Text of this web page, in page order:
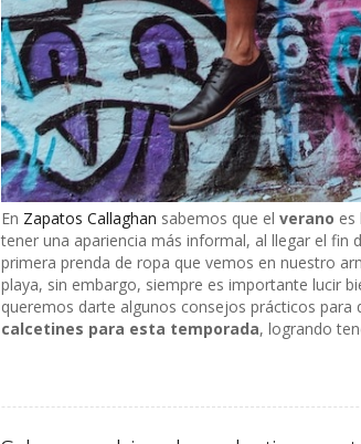
En Zapatos Callaghan sabemos que el verano es
tener una apariencia más informal, al llegar el fin
primera prenda de ropa que vemos en nuestro
playa, sin embargo, siempre es importante lucir
queremos darte algunos consejos prácticos para
calcetines para esta temporada, logrando